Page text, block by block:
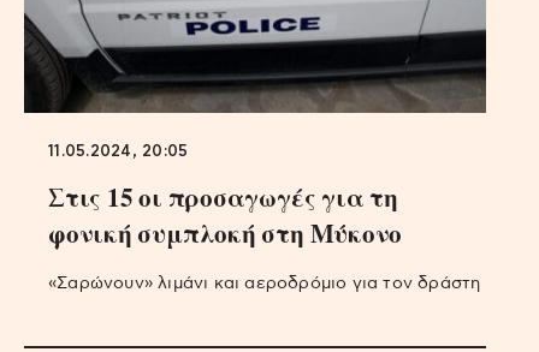
11.05.2024, 20:05
Στις 15 οι προσαγωγές για τη
φονική συμπλοκή στη Μύκονο
«Σαρώνουν» λιμάνι και αεροδρόμιο για τον δράστη